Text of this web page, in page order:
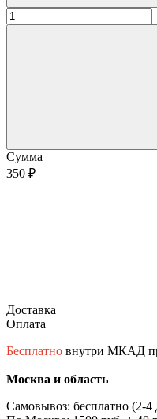
Сумма
350 ₽
Доставка
Оплата
Бесплатно внутри МКАД
Москва и область
Самовывоз: бесплатно (2-4